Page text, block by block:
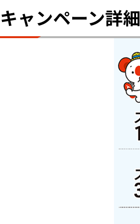
キャンペーン詳細